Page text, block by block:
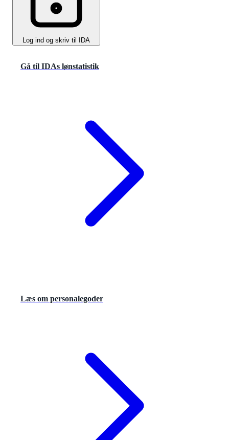
Log ind og skriv til IDA
Gå til IDAs lønstatistik
Læs om personalegoder